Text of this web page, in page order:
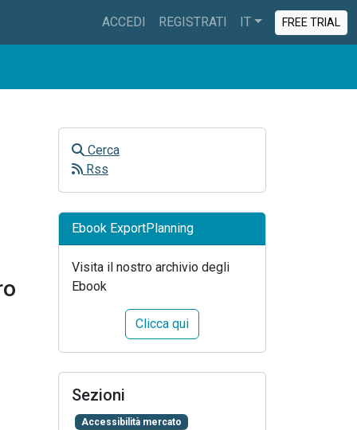
ACCEDI REGISTRATI IT FREE TRIAL
Cerca
Rss
Ebook ExportPlanning
Visita il nostro archivio degli
Ebook
Clicca qui
Sezioni
Accessibilità mercato